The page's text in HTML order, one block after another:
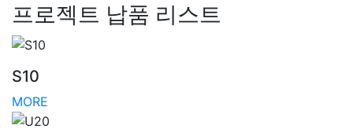
프로젝트 납품 리스트
S10
MORE